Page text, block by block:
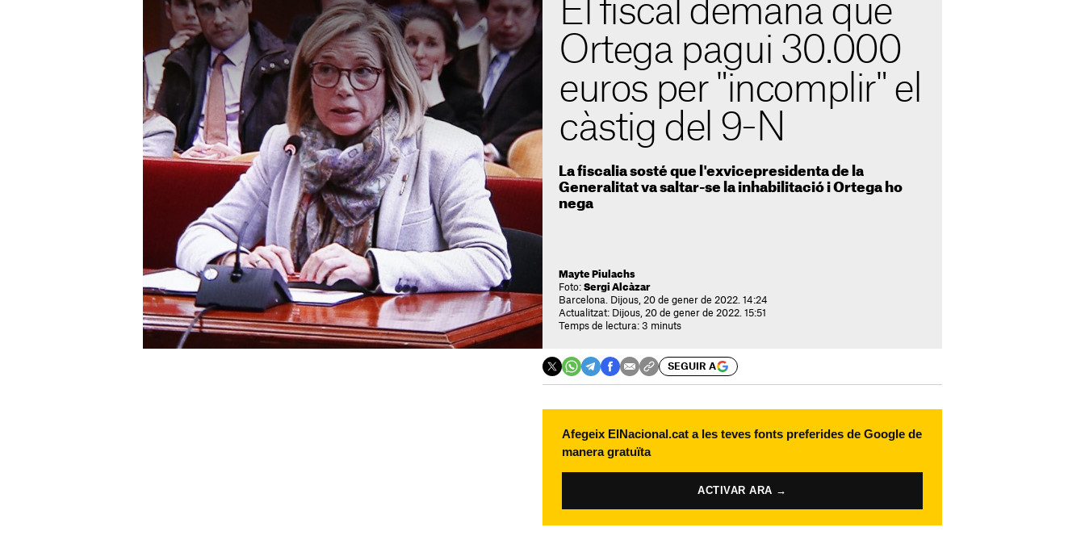
El fiscal demana que
Ortega pagui 30.000
euros per "incomplir" el
càstig del 9-N
La fiscalia sosté que l'exvicepresidenta de la
Generalitat va saltar-se la inhabilitació i Ortega ho
nega
Mayte Piulachs
Foto: Sergi Alcàzar
Barcelona. Dijous, 20 de gener de 2022. 14:24
Actualitzat: Dijous, 20 de gener de 2022. 15:51
Temps de lectura: 3 minuts
SEGUIR A
Afegeix ElNacional.cat a les teves fonts preferides de Google de
manera gratuïta
ACTIVAR ARA →